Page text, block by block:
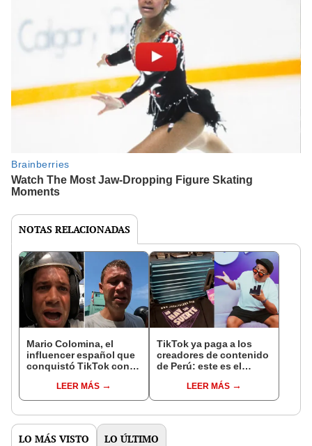
NOTAS RELACIONADAS
Mario Colomina, el
influencer español que
conquistó TikTok con
"Mi amor nació por la
gastronomía"
LEER MÁS
TikTok ya paga a los
creadores de contenido
de Perú: este es el
llegar a cobrar por 1.000
vistas
LEER MÁS
LO MÁS VISTO LO ÚLTIMO